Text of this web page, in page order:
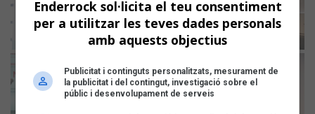
Enderrock sol·licita el teu consentiment
per a utilitzar les teves dades personals
amb aquests objectius
Publicitat i continguts personalitzats, mesurament de
la publicitat i del contingut, investigació sobre el
públic i desenvolupament de serveis